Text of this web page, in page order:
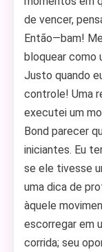
de vencer,
Então—bam!
bloquear como
Justo quando
controle! Uma
executei um
Bond parecer
iniciantes. Eu
se ele tivesse
uma dica de
àquele
escorregar em
corrida; seu